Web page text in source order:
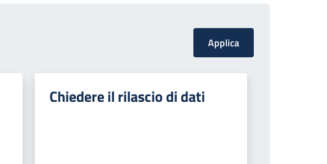
Chiedere il rilascio di dati